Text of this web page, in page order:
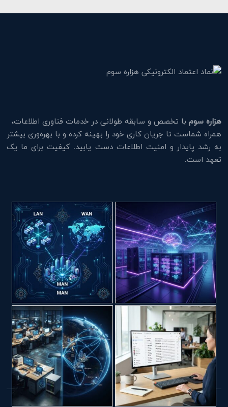
هزاره سوم با تخصص و سابقه طولانی در خدمات فناوری اطلاعات،
همراه شماست تا جریان کاری خود را بهینه کرده و با بهره‌وری بیشتر
به رشد پایدار و امنیت اطلاعات دست یابید. کیفیت برای ما یک
تعهد است.